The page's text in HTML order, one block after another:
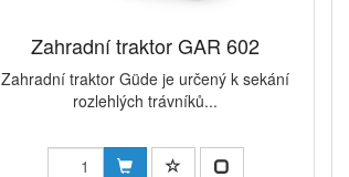
Zahradní traktor GAR 602
Zahradní traktor Güde je určený k sekání
rozlehlých trávníků...